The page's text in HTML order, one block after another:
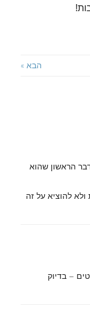
הבא »
הראשון שהוא
להוציא על זה
– בדיוק